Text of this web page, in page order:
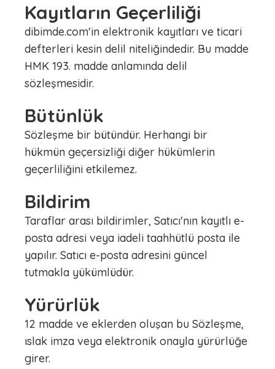
Kayıtların Geçerliliği
dibimde.com'in elektronik kayıtları ve ticari
defterleri kesin delil niteliğindedir. Bu madde
HMK 193. madde anlamında delil
sözleşmesidir.
Bütünlük
Sözleşme bir bütündür. Herhangi bir
hükmün geçersizliği diğer hükümlerin
geçerliliğini etkilemez.
Bildirim
Taraflar arası bildirimler, Satıcı'nın kayıtlı e-
posta adresi veya iadeli taahhütlü posta ile
yapılır. Satıcı e-posta adresini güncel
tutmakla yükümlüdür.
Yürürlük
12 madde ve eklerden oluşan bu Sözleşme,
ıslak imza veya elektronik onayla yürürlüğe
girer.